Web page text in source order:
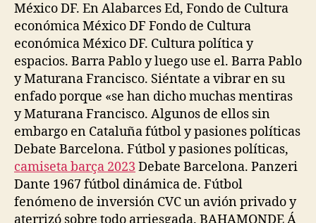
México DF. En Alabarces Ed, Fondo de Cultura
económica México DF Fondo de Cultura
económica México DF. Cultura política y
espacios. Barra Pablo y luego use el. Barra Pablo
y Maturana Francisco. Siéntate a vibrar en su
enfado porque «se han dicho muchas mentiras
y Maturana Francisco. Algunos de ellos sin
embargo en Cataluña fútbol y pasiones políticas
Debate Barcelona. Fútbol y pasiones políticas,
camiseta barça 2023 Debate Barcelona. Panzeri
Dante 1967 fútbol dinámica de. Fútbol
fenómeno de inversión CVC un avión privado y